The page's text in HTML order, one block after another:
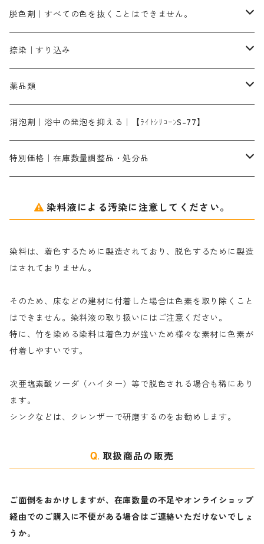
1kg
ローズMB｜鮮やかなピンク色）
スカイブルーMG｜緑みの空色
ターキスブルーHNG｜緑みの空色
ブラックMG（青みの黒色）
ネオホワイトR
片羽刷毛
洋型紙9番手｜中薄口｜約54cm×110cm
伸子
型洗いブラシ
芒硝｜綿・麻の染色に使用する。
アゾリン200％｜綿・麻・絹・羊毛・ナイロンの染色
レオニールEHC｜反応染料用
染料の浸透剤
ソルバライトS-70｜各種繊維の浸し染めに使用可能
染料の定着向上剤
ライトフィックスAコンク｜綿・麻もしくは直接染料で染めた素材
シルクフィックス３A｜絹の染料定着向上剤
アルカリ剤｜反応染料用
ソーダ灰
染料溶解剤
セレナゾールPDN｜各種染料の染料溶解剤
ネオポールB－300｜反応染料のソーピング剤
仕上げ剤｜柔軟・平滑剤
白場汚染防止剤
カルボキシメチルセルロース（CMC）
海藻系
たんぱく質系
化学糊（PVA）
防腐剤｜アルカリ性
脱色剤｜すべての色を抜くことはできません。
脱色剤
全体脱色｜ハイドロサルファイトコンク
部分脱色｜デグロリンSコンク
脱色助剤｜浸透・複色抑制剤
メイプロガムNP｜にじみ防止剤
アミラヂンD｜浸透・複色抑制剤
捺染｜すり込み
染料溶解剤｜染料の均一な浸透・吸着を補助する
捺染糊
メイプロガムNP（綿・麻・絹用｜直接・酸性・含金染料用）
白場汚染防止剤｜ソーピング剤｜水洗する際の再汚染防止剤
薬品類
ア行
カ行
ナ行
ハ行
マ行
消泡剤｜浴中の発泡を抑える｜【ﾗｲﾄｼﾘｺｰﾝS-77】
特別価格｜在庫数量調整品・処分品
粉末顔料
綿・麻を染める染料
絹・羊毛を染める染料
染料液による汚染に注意してください。
染料は、着色するために製造されており、脱色するために製造
はされておりません。
そのため、床などの建材に付着した場合は色素を取り除くこと
はできません。染料液の取り扱いにはご注意ください。
特に、竹を染める染料は着色力が強いため様々な素材に色素が
付着しやすいです。
次亜塩素酸ソーダ（ハイター）等で脱色される場合も稀にあり
ます。
シンクなどは、クレンザーで研磨するのをお勧めします。
取扱商品の販売
ご面倒をおかけしますが、在庫数量の不足やオンライショップ
経由でのご購入に不便がある場合はご連絡いただけないでしょ
うか。